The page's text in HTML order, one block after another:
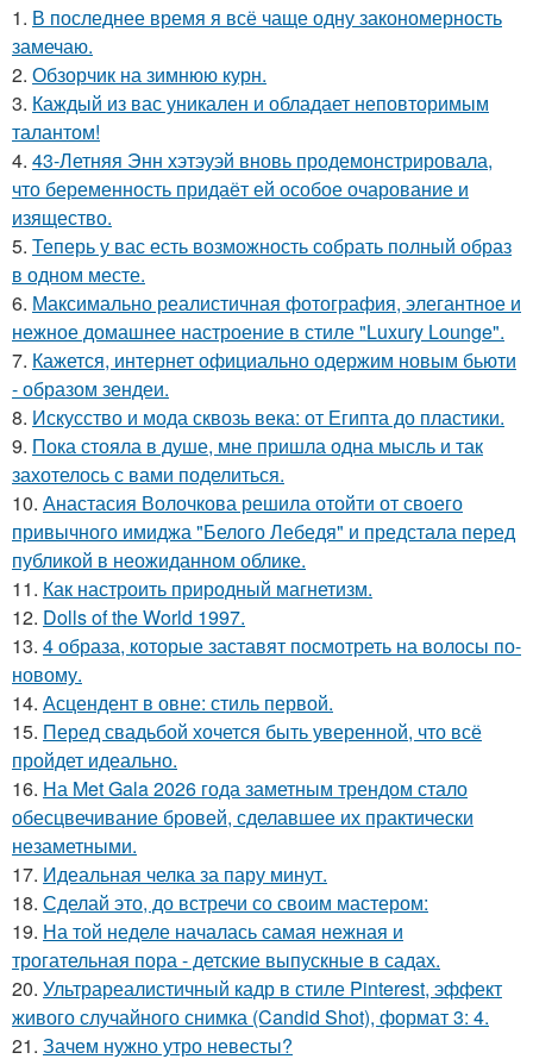
1. В последнее время я всё чаще одну закономерность
замечаю.
2. Обзорчик на зимнюю курн.
3. Каждый из вас уникален и обладает неповторимым
талантом!
4. 43-Летняя Энн хэтэуэй вновь продемонстрировала,
что беременность придаёт ей особое очарование и
изящество.
5. Теперь у вас есть возможность собрать полный образ
в одном месте.
6. Максимально реалистичная фотография, элегантное и
нежное домашнее настроение в стиле "Luxury Lounge".
7. Кажется, интернет официально одержим новым бьюти
- образом зендеи.
8. Искусство и мода сквозь века: от Египта до пластики.
9. Пока стояла в душе, мне пришла одна мысль и так
захотелось с вами поделиться.
10. Анастасия Волочкова решила отойти от своего
привычного имиджа "Белого Лебедя" и предстала перед
публикой в неожиданном облике.
11. Как настроить природный магнетизм.
12. Dolls of the World 1997.
13. 4 образа, которые заставят посмотреть на волосы по-
новому.
14. Асцендент в овне: стиль первой.
15. Перед свадьбой хочется быть уверенной, что всё
пройдет идеально.
16. На Met Gala 2026 года заметным трендом стало
обесцвечивание бровей, сделавшее их практически
незаметными.
17. Идеальная челка за пару минут.
18. Сделай это, до встречи со своим мастером:
19. На той неделе началась самая нежная и
трогательная пора - детские выпускные в садах.
20. Ультрареалистичный кадр в стиле Pinterest, эффект
живого случайного снимка (Candid Shot), формат 3: 4.
21. Зачем нужно утро невесты?